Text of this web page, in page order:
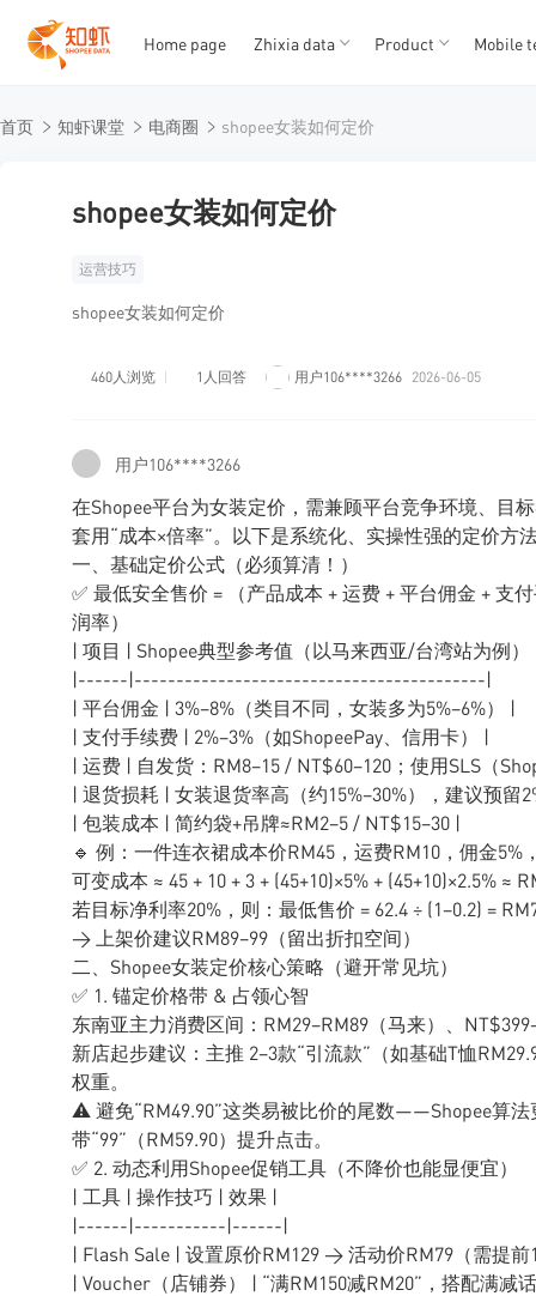
12345
Home page Zhixia data Product Mobile
首页 知虾课堂 电商圈 shopee女装如何定价
shopee女装如何定价
运营技巧
shopee女装如何定价
460人浏览 1人回答 用户106****3266 2026-06-05
用户106****3266
在Shopee平台为女装定价，需兼顾平台竞争环境、目
套用“成本×倍率”。以下是系统化、实操性强的定价方
一、基础定价公式（必须算清！）
✅ 最低安全售价 = （产品成本 + 运费 + 平台佣金 + 支
润率）
| 项目 | Shopee典型参考值（以马来西亚/台湾站为例）
|------|------------------------------------------|
| 平台佣金 | 3%–8%（类目不同，女装多为5%–6%） |
| 支付手续费 | 2%–3%（如ShopeePay、信用卡） |
| 运费 | 自发货：RM8–15 / NT$60–120；使用SLS（
| 退货损耗 | 女装退货率高（约15%–30%），建议预留
| 包装成本 | 简约袋+吊牌≈RM2–5 / NT$15–30 |
🔹 例：一件连衣裙成本价RM45，运费RM10，佣金
可变成本 ≈ 45 + 10 + 3 + (45+10)×5% + (45+10)×2.5% ≈
若目标净利率20%，则：最低售价 = 62.4 ÷ (1−0.2) =
→ 上架价建议RM89–99（留出折扣空间）
二、Shopee女装定价核心策略（避开常见坑）
✅ 1. 锚定价格带 & 占领心智
东南亚主力消费区间：RM29–RM89（马来）、
新店起步建议：主推 2–3款“引流款”（如基础T恤
权重。
⚠️ 避免“RM49.90”这类易被比价的尾数——Shopee算
带“99”（RM59.90）提升点击。
✅ 2. 动态利用Shopee促销工具（不降价也能显便宜）
| 工具 | 操作技巧 | 效果 |
|------|-----------|------|
| Flash Sale | 设置原价RM129 → 活动价RM79（需提
| Voucher（店铺券） | “满RM150减RM20”，搭配满